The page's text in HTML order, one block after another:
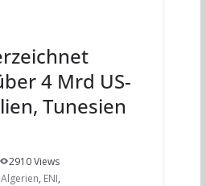
4 Mrd US-
Tunesien
2910 Views
Algerien, ENI,